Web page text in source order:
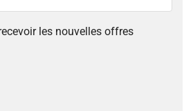
les nouvelles offres